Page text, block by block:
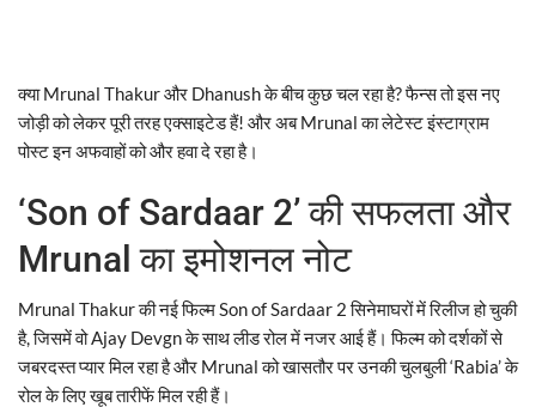
क्या Mrunal Thakur और Dhanush के बीच कुछ चल रहा है? फैन्स तो इस नए
जोड़ी को लेकर पूरी तरह एक्साइटेड हैं! और अब Mrunal का लेटेस्ट इंस्टाग्राम
पोस्ट इन अफवाहों को और हवा दे रहा है।
‘Son of Sardaar 2’ की सफलता और
Mrunal का इमोशनल नोट
Mrunal Thakur की नई फिल्म Son of Sardaar 2 सिनेमाघरों में रिलीज हो चुकी
है, जिसमें वो Ajay Devgn के साथ लीड रोल में नजर आई हैं। फिल्म को दर्शकों से
जबरदस्त प्यार मिल रहा है और Mrunal को खासतौर पर उनकी चुलबुली ‘Rabia’ के
रोल के लिए खूब तारीफें मिल रही हैं।